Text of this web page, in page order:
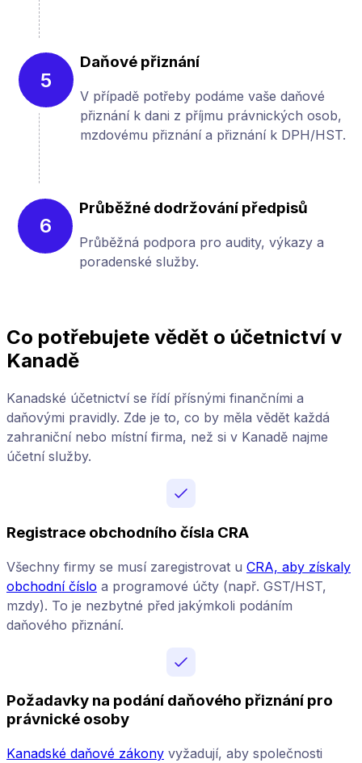
5
Daňové přiznání
V případě potřeby podáme vaše daňové
přiznání k dani z příjmu právnických osob,
mzdovému přiznání a přiznání k DPH/HST.
6
Průběžné dodržování předpisů
Průběžná podpora pro audity, výkazy a
poradenské služby.
Co potřebujete vědět o účetnictví v
Kanadě
Kanadské účetnictví se řídí přísnými finančními a
daňovými pravidly. Zde je to, co by měla vědět každá
zahraniční nebo místní firma, než si v Kanadě najme
účetní služby.
Registrace obchodního čísla CRA
Všechny firmy se musí zaregistrovat u CRA, aby získaly
obchodní číslo a programové účty (např. GST/HST,
mzdy). To je nezbytné před jakýmkoli podáním
daňového přiznání.
Požadavky na podání daňového přiznání pro
právnické osoby
Kanadské daňové zákony vyžadují, aby společnosti